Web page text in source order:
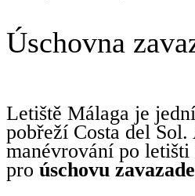
Úschovna
Letiště Málaga je
pobřeží Costa del
manévrování po letišti
pro úschovu